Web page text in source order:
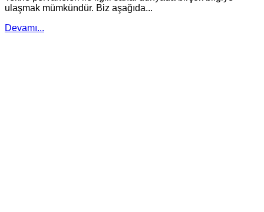
ulaşmak mümkündür. Biz aşağıda...
Devamı...